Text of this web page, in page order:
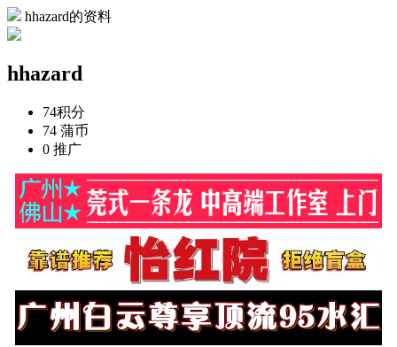
hhazard的资料
hhazard
74积分
74 蒲币
0 推广